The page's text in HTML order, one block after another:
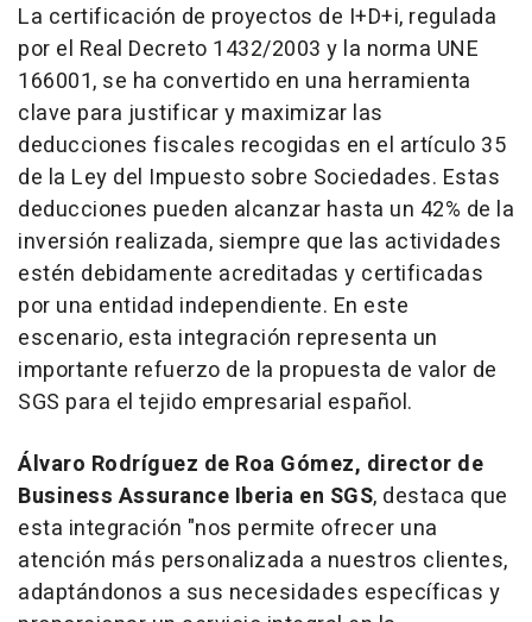
La certificación de proyectos de I+D+i, regulada
por el Real Decreto 1432/2003 y la norma UNE
166001, se ha convertido en una herramienta
clave para justificar y maximizar las
deducciones fiscales recogidas en el artículo 35
de la Ley del Impuesto sobre Sociedades. Estas
deducciones pueden alcanzar hasta un 42% de la
inversión realizada, siempre que las actividades
estén debidamente acreditadas y certificadas
por una entidad independiente. En este
escenario, esta integración representa un
importante refuerzo de la propuesta de valor de
SGS para el tejido empresarial español.
Álvaro Rodríguez de Roa Gómez, director de
Business Assurance Iberia en SGS, destaca que
esta integración "nos permite ofrecer una
atención más personalizada a nuestros clientes,
adaptándonos a sus necesidades específicas y